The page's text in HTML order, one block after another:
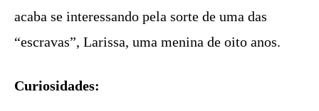
acaba se interessando pela sorte de uma das
“escravas”, Larissa, uma menina de oito anos.
Curiosidades: